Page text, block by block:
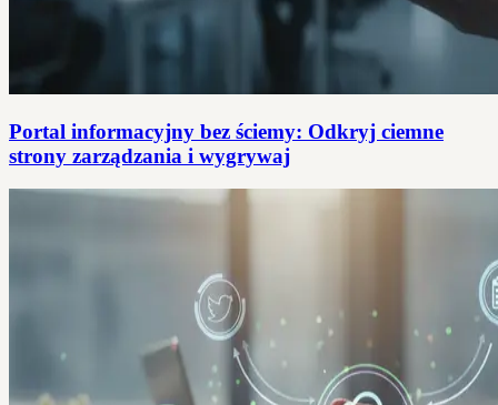
Portal informacyjny bez ściemy: Odkryj ciemne
strony zarządzania i wygrywaj